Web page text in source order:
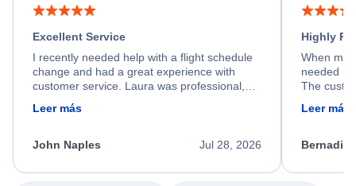
Excellent Service
I recently needed help with a flight schedule
change and had a great experience with
customer service. Laura was professional,
friendly, and very helpful throughout the
process. She quickly found a solution and
appreciate her excellent service.
Leer más
Jul 28, 2026
John Naples
Highly
When my
needed
The
calm,
my issue.
Leer más